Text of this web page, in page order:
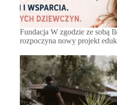
Fundacja W zgodzie ze sobą
rozpoczyna nowy projekt